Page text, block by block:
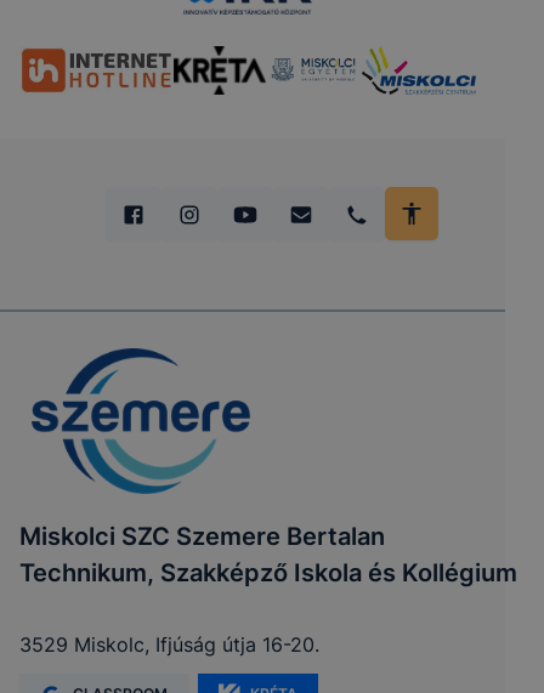
Miskolci SZC Szemere Bertalan
Technikum, Szakképző Iskola és Kollégium
3529 Miskolc, Ifjúság útja 16-20.